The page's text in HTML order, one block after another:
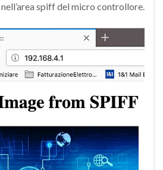
spiff del micro controllore.